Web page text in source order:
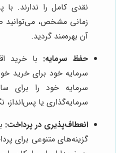
نقدی کامل را ندارند. با
زمانی مشخص، می‌توانید
آن بهره‌مند گردید.
حفظ سرمایه: با خرید
سرمایه خود برای خرید
سرمایه خود را برای
سرمایه‌گذاری یا پس‌انداز،
انعطاف‌پذیری در پرداخت:
گزینه‌های متنوعی برای